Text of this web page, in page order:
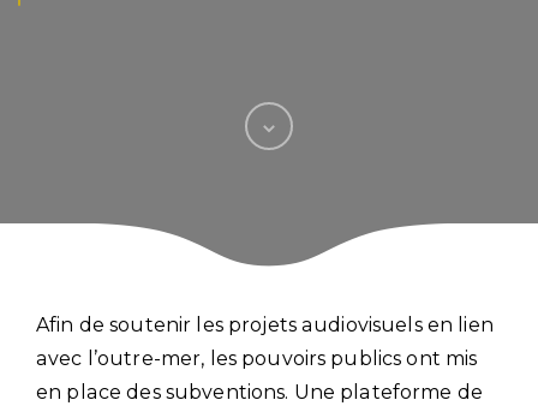
Afin de soutenir les projets audiovisuels en lien
avec l’outre-mer, les pouvoirs publics ont mis
en place des subventions. Une plateforme de